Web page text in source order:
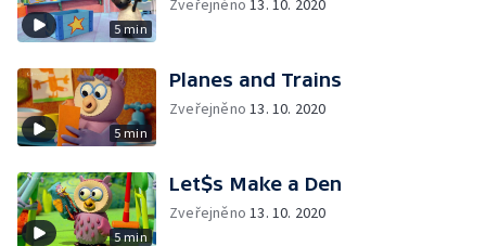
5 min
Zveřejněno13. 10. 2020
5 min
Planes and Trains
Zveřejněno13. 10. 2020
5 min
Let$s Make a Den
Zveřejněno13. 10. 2020